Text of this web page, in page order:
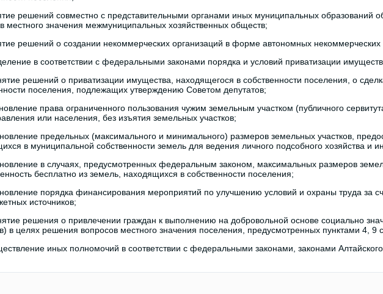
решений совместно с представительными органами иных муниципальных образований
местного значения межмуниципальных хозяйственных обществ;
решений о создании некоммерческих организаций в форме автономных
в соответствии с федеральными законами порядка и условий приватизации
решений о приватизации имущества, находящегося в собственности поселения, о
поселения, подлежащих утверждению Советом депутатов;
права ограниченного пользования чужим земельным участком (публичного
или населения, без изъятия земельных участков;
предельных (максимального и минимального) размеров земельных участков,
в муниципальной собственности земель для ведения личного подсобного хозяйства и
в случаях, предусмотренных федеральным законом, максимальных размеров
бесплатно из земель, находящихся в собственности поселения;
порядка финансирования мероприятий по улучшению условий и охраны труда за
источников;
решения о привлечении граждан к выполнению на добровольной основе социально
в целях решения вопросов местного значения поселения, предусмотренных пунктами 4, 9
иных полномочий в соответствии с федеральными законами, законами